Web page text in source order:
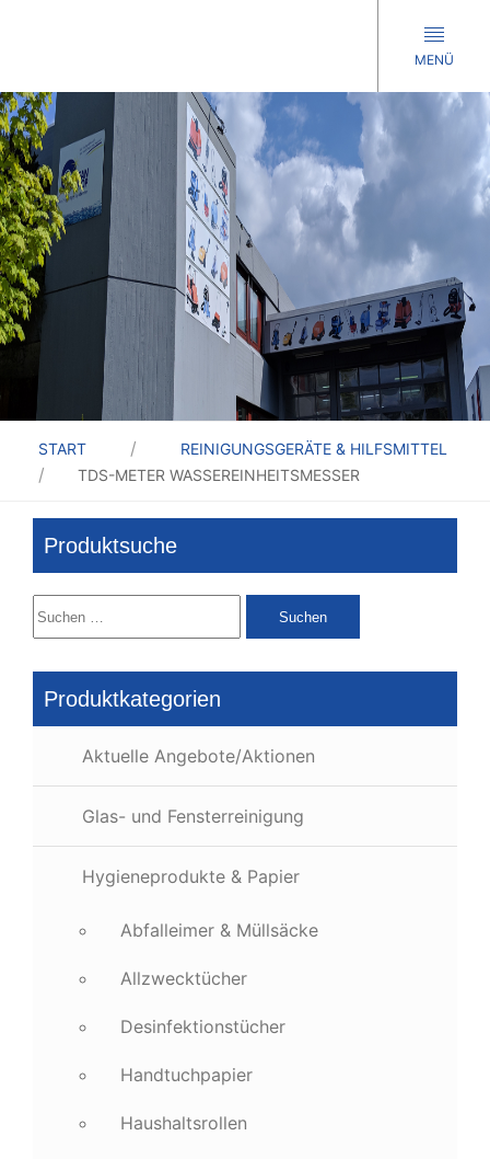
MENÜ
START
REINIGUNGSGERÄTE & HILFSMITTEL
TDS-METER WASSEREINHEITSMESSER
Produktsuche
Suchen
nach:
Produktkategorien
Aktuelle Angebote/Aktionen
Glas- und Fensterreinigung
Hygieneprodukte & Papier
Abfalleimer & Müllsäcke
Allzwecktücher
Desinfektionstücher
Handtuchpapier
Haushaltsrollen